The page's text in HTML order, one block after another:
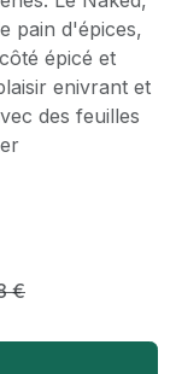
pain d'épices,
épicé et
enivrant et
des feuilles
€